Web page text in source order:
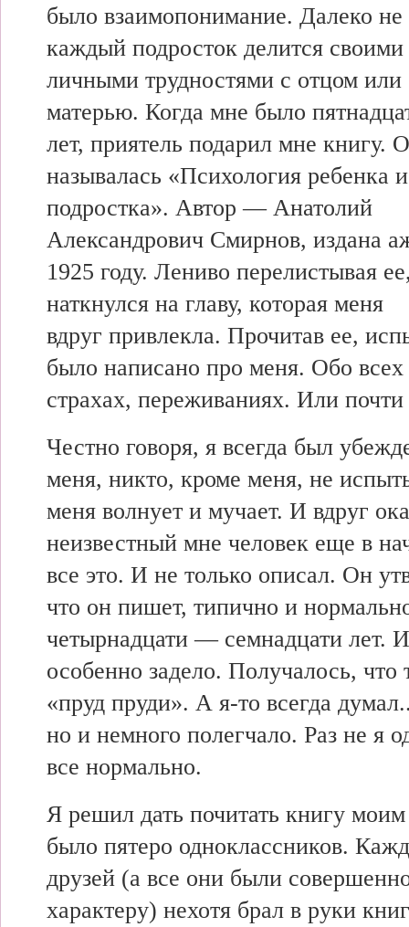
было взаимопонимание. Далеко не
каждый подросток делится своими
личными трудностями с отцом или
матерью. Когда мне было
лет, приятель подарил мне книгу.
называлась «Психология ребенка и
подростка». Автор — Анатолий
Александрович Смирнов, издана
1925 году. Лениво перелистывая
наткнулся на главу, которая меня
вдруг привлекла. Прочитав ее,
было написано про меня. Обо
страхах, переживаниях. Или почти
Честно говоря, я всегда был
меня, никто, кроме меня, не
меня волнует и мучает. И вдруг
неизвестный мне человек еще в
все это. И не только описал. Он
что он пишет, типично и
четырнадцати — семнадцати лет.
особенно задело. Получалось, что
«пруд пруди». А я-то всегда
но и немного полегчало. Раз не я
все нормально.
Я решил дать почитать книгу
было пятеро одноклассников.
друзей (а все они были
характеру) нехотя брал в руки